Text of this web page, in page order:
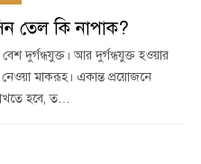
তেল কি নাপাক?
দুর্গন্ধযুক্ত। আর দুর্গন্ধযুক্ত হওয়ার
মাকরূহ। একান্ত প্রয়োজনে
হবে, ত…